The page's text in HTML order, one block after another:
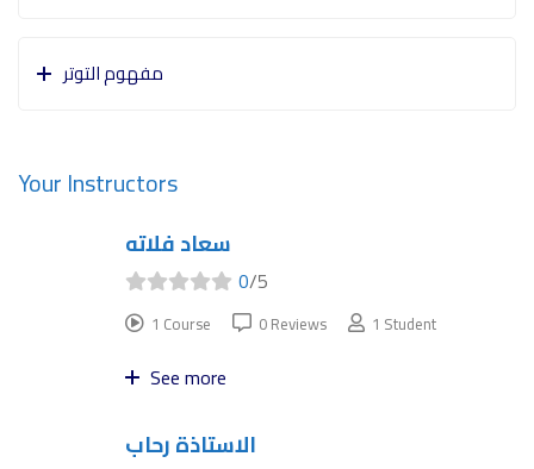
مفهوم التوتر
Your Instructors
سعاد فلاته
0/5
1 Course 0 Reviews 1 Student
See more
الاستاذة رحاب